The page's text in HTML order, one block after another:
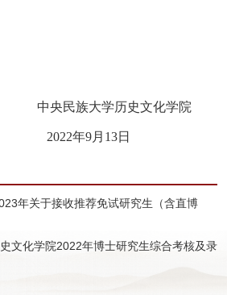
学历史文化学院
年9月 13日
年关于接收推荐免试研究生（含直博
文化学院2022年博士研究生综合考核及录